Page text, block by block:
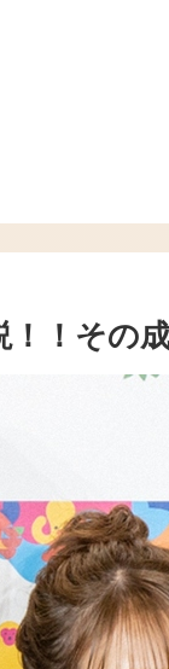
！その